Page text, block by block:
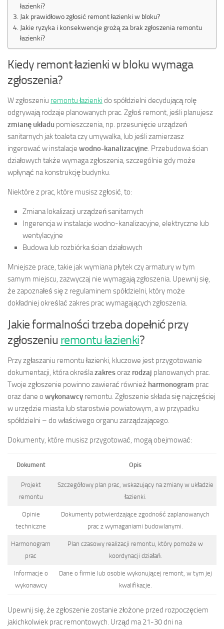
łazienki?
Jak prawidłowo zgłosić remont łazienki w bloku?
Jakie ryzyka i konsekwencje grożą za brak zgłoszenia remontu
łazienki?
Kiedy remont łazienki w bloku wymaga
zgłoszenia?
W zgłoszeniu remontu łazienki do spółdzielni decydującą rolę
odgrywają rodzaje planowanych prac. Zgłoś remont, jeśli planujesz
zmianę układu pomieszczenia, np. przesunięcie urządzeń
sanitarnych jak toaleta czy umywalka, lub jeśli zamierzasz
ingerować w instalacje wodno-kanalizacyjne . Przebudowa ścian
działowych także wymaga zgłoszenia, szczególnie gdy może
wpłynąć na konstrukcję budynku.
Niektóre z prac, które musisz zgłosić, to:
Zmiana lokalizacji urządzeń sanitarnych
Ingerencja w instalacje wodno-kanalizacyjne, elektryczne lub
wentylacyjne
Budowa lub rozbiórka ścian działowych
Mniejsze prace, takie jak wymiana płytek czy armatury w tym
samym miejscu, zazwyczaj nie wymagają zgłoszenia. Upewnij się,
że zapoznałeś się z regulaminem spółdzielni, który może
dokładniej określać zakres prac wymagających zgłoszenia.
Jakie formalności trzeba dopełnić przy
zgłoszeniu remontu łazienki?
Przy zgłaszaniu remontu łazienki, kluczowe jest przygotowanie
dokumentacji, która określazakresoraz rodzaj planowanych prac.
Twoje zgłoszenie powinno zawierać również harmonogram prac
oraz dane o wykonawcy remontu. Zgłoszenie składa się najczęściej
w urzędzie miasta lub starostwie powiatowym, a w przypadku
spółdzielni – do właściwego organu zarządzającego.
Dokumenty, które musisz przygotować, mogą obejmować:
Dokument Opis
Projekt
remontu
Szczegółowy plan prac, wskazujący na zmiany w układzie
łazienki.
Opinie
techniczne
Dokumenty potwierdzające zgodność zaplanowanych
prac z wymaganiami budowlanymi.
Harmonogram
prac
Plan czasowy realizacji remontu, który pomoże w
koordynacji działań.
Informacje o
wykonawcy
Dane o firmie lub osobie wykonującej remont, w tym jej
kwalifikacje.
Upewnij się, że zgłoszenie zostanie złożone przed rozpoczęciem
jakichkolwiek prac remontowych. Urząd ma 21-30 dni na